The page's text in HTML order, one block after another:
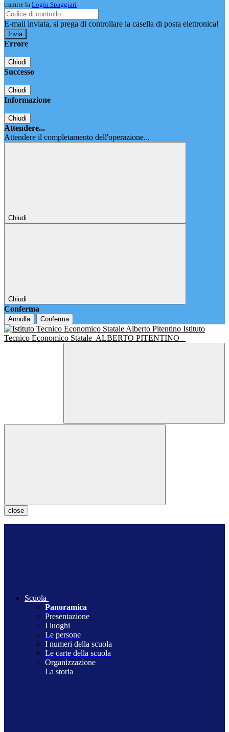
tramite la Login Spaggiari
E-mail inviata, si prega di controllare la casella di posta elettronica!
Errore
Chiudi
Successo
Chiudi
Informazione
Chiudi
Attendere...
Attendere il completamento dell'operazione...
Chiudi
Chiudi
Conferma
Annulla Conferma
Istituto
Tecnico Economico Statale ALBERTO PITENTINO
close
Scuola
Panoramica
Presentazione
I luoghi
Le persone
I numeri della scuola
Le carte della scuola
Organizzazione
La storia